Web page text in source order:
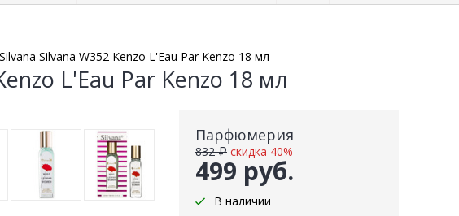
Silvana W352 Kenzo L'Eau Par Kenzo 18 мл
L'Eau Par Kenzo 18 мл
Парфюмерия
499 руб.
832 ₽ скидка 40%
В наличии